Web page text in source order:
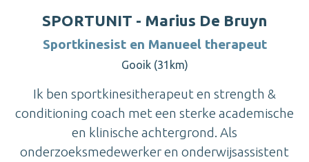
SPORTUNIT - Marius De Bruyn
Sportkinesist en Manueel therapeut
Gooik (31km)
Ik ben sportkinesitherapeut en strength &
conditioning coach met een sterke academische
en klinische achtergrond. Als
onderzoeksmedewerker en onderwijsassistent